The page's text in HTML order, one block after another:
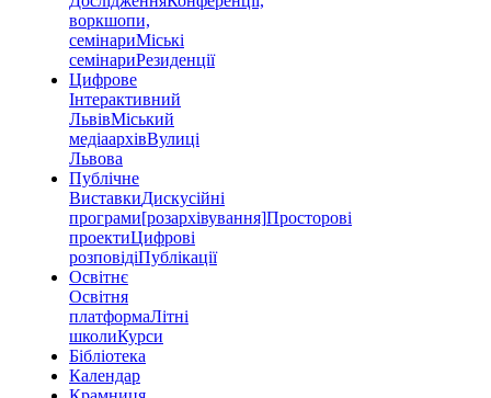
воркшопи,
семінариМіські
семінариРезиденції
Цифрове
Інтерактивний
ЛьвівМіський
медіаархівВулиці
Львова
Публічне
ВиставкиДискусійні
програми[розархівування]Просторові
проектиЦифрові
розповідіПублікації
Освітнє
Освітня
платформаЛітні
школиКурси
Бібліотека
Календар